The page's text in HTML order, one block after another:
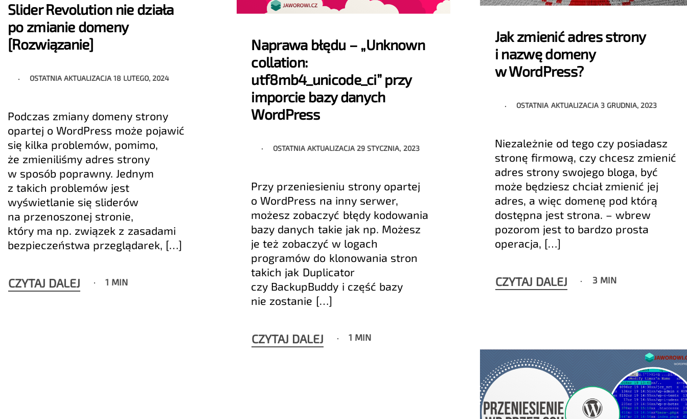
Slider Revolution nie działa
po zmianie domeny
[Rozwiązanie]
OSTATNIA AKTUALIZACJA18 LUTEGO, 2024
Podczas zmiany domeny strony
opartej o WordPress może pojawić
się kilka problemów, pomimo,
że zmieniliśmy adres strony
w sposób poprawny. Jednym
z takich problemów jest
wyświetlanie się sliderów
na przenoszonej stronie,
który ma np. związek z zasadami
bezpieczeństwa przeglądarek, […]
CZYTAJ DALEJ 1 MIN
Naprawa błędu – „Unknown
collation:
utf8mb4_unicode_ci” przy
imporcie bazy danych
WordPress
OSTATNIA AKTUALIZACJA 29 STYCZNIA, 2023
Przy przeniesieniu strony opartej
o WordPress na inny serwer,
możesz zobaczyć błędy kodowania
bazy danych takie jak np. Możesz
je też zobaczyć w logach
programów do klonowania stron
takich jak Duplicator
czy BackupBuddy i część bazy
nie zostanie […]
CZYTAJ DALEJ 1 MIN
Jak zmienić adres strony
i nazwę domeny
w WordPress?
OSTATNIA AKTUALIZACJA 3 GRUDNIA, 2023
Niezależnie od tego czy posiadasz
stronę firmową, czy chcesz zmienić
adres strony swojego bloga, być
może będziesz chciał zmienić jej
adres, a więc domenę pod którą
dostępna jest strona. – wbrew
pozorom jest to bardzo prosta
operacja, […]
CZYTAJ DALEJ 3 MIN